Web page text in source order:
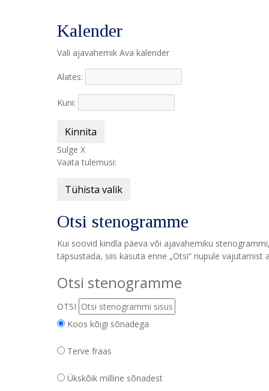
Kalender
Vali ajavahemik Ava kalender
Alates:
Kuni:
Kinnita
Sulge X
Vaata tulemusi:
Tühista valik
Otsi stenogramme
Kui soovid kindla päeva või ajavahemiku
täpsustada, siis kasuta enne „Otsi“ nupule
Otsi stenogramme
OTSI
Koos kõigi sõnadega
Terve fraas
Ükskõik milline sõnadest